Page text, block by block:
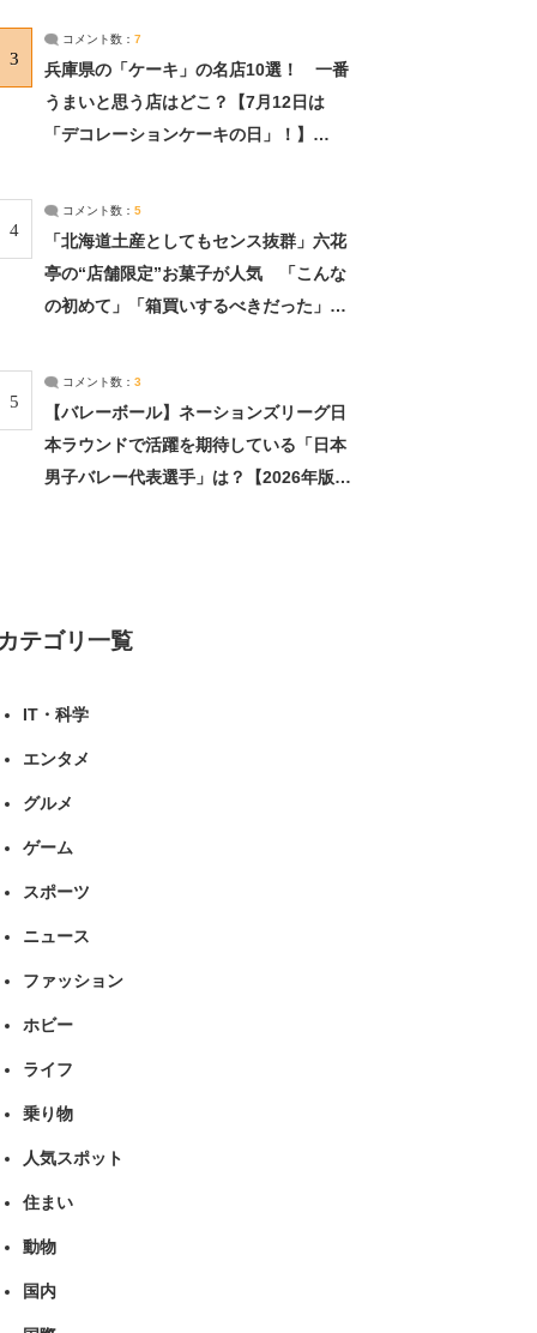
3
コメント数： 7
兵庫県の「ケーキ」の名店10選！ 一番
うまいと思う店はどこ？【7月12日は
「デコレーションケーキの日」！】
4
コメント数： 5
「北海道土産としてもセンス抜群」六花
亭の“店舗限定”お菓子が人気 「こんな
の初めて」「箱買いするべきだった」
5
コメント数： 3
【バレーボール】ネーションズリーグ日
本ラウンドで活躍を期待している「日本
男子バレー代表選手」は？【2026年版・
カテゴリ一覧
IT・科学
エンタメ
グルメ
ゲーム
スポーツ
ニュース
ファッション
ホビー
ライフ
乗り物
人気スポット
住まい
動物
国内